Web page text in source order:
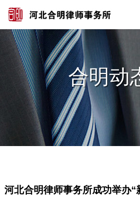
合明动
河北合明律师事务所成功举办“